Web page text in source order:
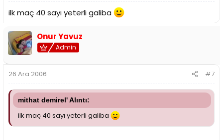
ilk maç 40 sayı yeterli galiba
Onur Yavuz
Admin
26 Ara 2006 #7
mithat demirel' Alıntı:
ilk maç 40 sayı yeterli galiba